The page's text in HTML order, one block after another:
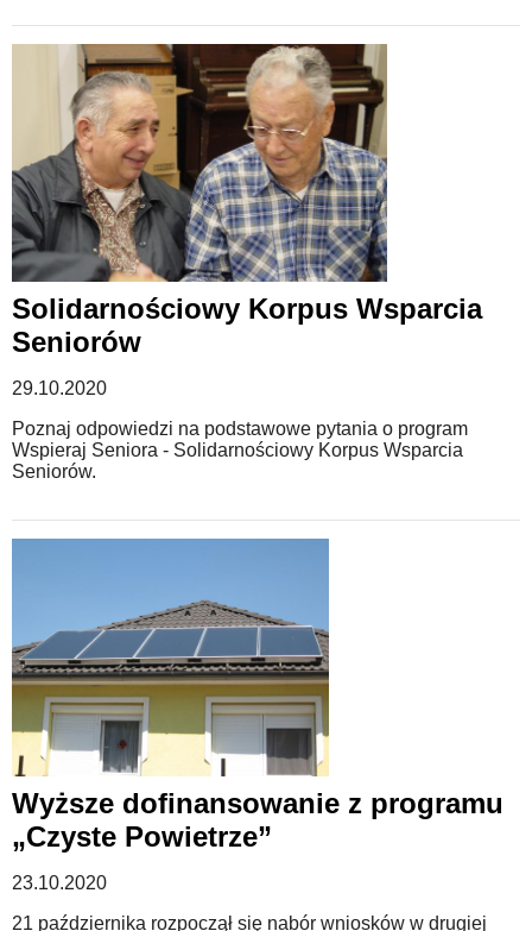
Solidarnościowy Korpus Wsparcia
Seniorów
29.10.2020
Poznaj odpowiedzi na podstawowe pytania o program
Wspieraj Seniora - Solidarnościowy Korpus Wsparcia
Seniorów.
Wyższe dofinansowanie z programu
„Czyste Powietrze”
23.10.2020
21 października rozpoczął się nabór wniosków w drugiej